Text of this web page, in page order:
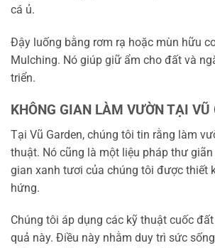
cá ủ.
Đậy luống bằng rơm rạ hoặc mùn hữu
Mulching. Nó giúp giữ ẩm cho đất và
triển.
KHÔNG GIAN LÀM VƯỜN TẠI VŨ
Tại Vũ Garden, chúng tôi tin rằng làm
thuật. Nó cũng là một liệu pháp thư
gian xanh tươi của chúng tôi được thiết
hứng.
Chúng tôi áp dụng các kỹ thuật cuốc
quả này. Điều này nhằm duy trì sức